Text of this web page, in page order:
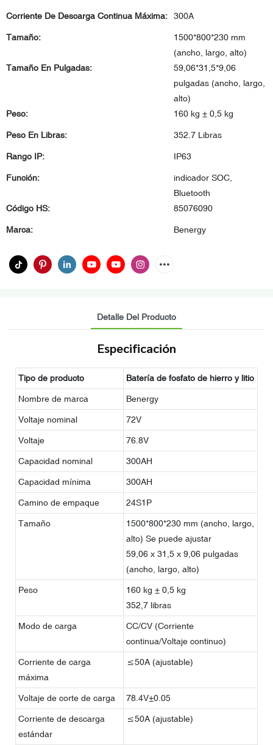
Corriente De Descarga Continua Máxima: 300A
Tamaño:
1500*800*230 mm
(ancho, largo, alto)
Tamaño En Pulgadas:
59,06*31,5*9,06
pulgadas (ancho, largo,
alto)
Peso:
160 kg ± 0,5 kg
Peso En Libras: 352.7 Libras
Rango IP: IP63
Función:
indicador SOC,
Bluetooth
Código HS:
85076090
Marca: Benergy
Detalle Del Producto
Especificación
Tipo de producto Batería de fosfato de hierro y litio
Nombre de marca Benergy
Voltaje nominal 72V
Voltaje 76.8V
Capacidad nominal 300AH
Capacidad mínima 300AH
Camino de empaque 24S1P
Tamaño
1500*800*230 mm (ancho, largo,
alto) Se puede ajustar
59,06 x 31,5 x 9,06 pulgadas
(ancho, largo, alto)
Peso
160 kg ± 0,5 kg
352,7 libras
Modo de carga
CC/CV (Corriente
continua/Voltaje continuo)
Corriente de carga
máxima
≤50A (ajustable)
Voltaje de corte de carga 78.4V±0.05
Corriente de descarga
estándar
≤50A (ajustable)